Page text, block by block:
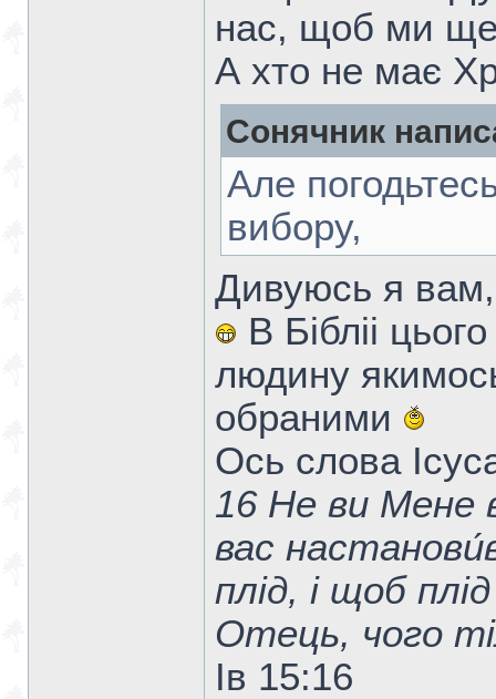
нас, щоб ми ще
А хто не має
Сонячник
Але
вибору,
Дивуюсь я
В Бібліі
людину
обраними
Ось слова
16 Не ви Мене
вас
плід, і щоб
Отець, чого
Ів 15:16